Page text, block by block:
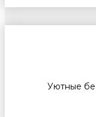
Уютные